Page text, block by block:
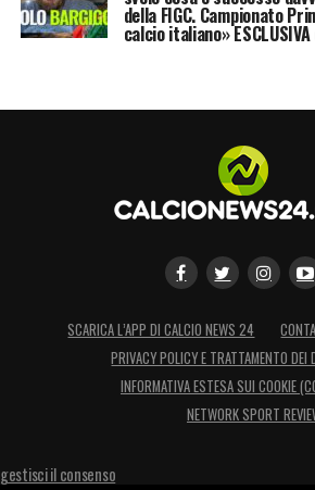
della FIGC. Campionato
calcio italiano» ESCLUSIVA
SCARICA L’APP DI CALCIO NEWS 24
PRIVACY POLICY E TRATTAMENTO DEI
INFORMATIVA ESTESA SUI COOKIE
NETWORK SPORT
gestisci il consenso